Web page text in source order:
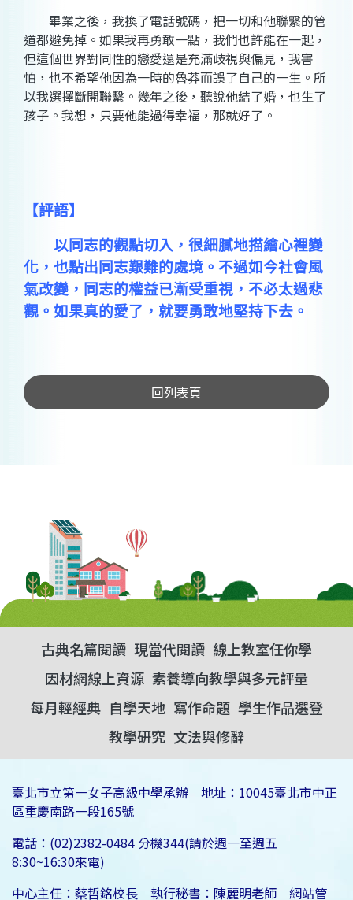
畢業之後，我換了電話號碼，把一切和他聯繫的管
道都避免掉。如果我再勇敢一點，我們也許能在一起，
但這個世界對同性的戀愛還是充滿歧視與偏見，我害
怕，也不希望他因為一時的魯莽而誤了自己的一生。所
以我選擇斷開聯繫。幾年之後，聽說他結了婚，也生了
孩子。我想，只要他能過得幸福，那就好了。
【評語】
以同志的觀點切入，很細膩地描繪心裡變
化，也點出同志艱難的處境。不過如今社會風
氣改變，同志的權益已漸受重視，不必太過悲
觀。如果真的愛了，就要勇敢地堅持下去。
回列表頁
古典名篇閱讀 現當代閱讀 線上教室任你學
因材網線上資源 素養導向教學與多元評量
每月輕經典 自學天地 寫作命題 學生作品選登
教學研究 文法與修辭
臺北市立第一女子高級中學承辦 地址：10045臺北市中正
區重慶南路一段165號
電話：(02)2382-0484 分機344(請於週一至週五
8:30~16:30來電)
中心主任：蔡哲銘校長 執行秘書：陳麗明老師 網站管